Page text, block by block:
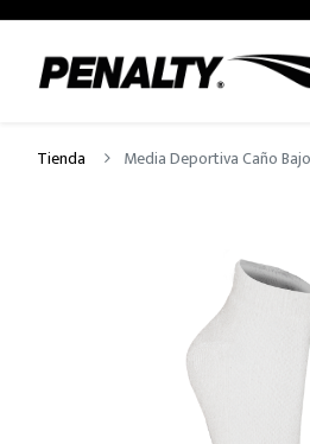
Tienda Media Deportiva Caño